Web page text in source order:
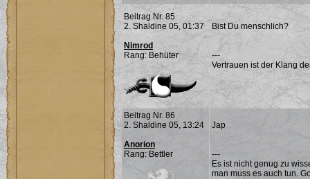
Beitrag Nr. 85
2. Shaldine 05, 01:37
Nimrod
Rang: Behüter
Bist Du menschlich?
---
Vertrauen ist der Klang
Beitrag Nr. 86
2. Shaldine 05, 13:24
Anorion
Rang: Bettler
Jap
---
Es ist nicht genug zu
man muss es auch tun.